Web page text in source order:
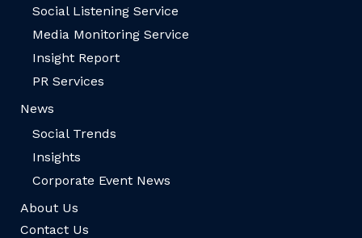
Social Listening Service
Media Monitoring Service
Insight Report
PR Services
News
Social Trends
Insights
Corporate Event News
About Us
Contact Us